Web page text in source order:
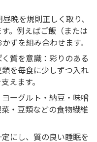
晩を規則正しく取り、
。例えばご飯（または
ずを組み合わせます。
質を意識：彩りのある
を毎食に少しずつ入れ
えます。
ーグルト・納豆・味噌
・豆類などの食物繊維
にし、質の良い睡眠を